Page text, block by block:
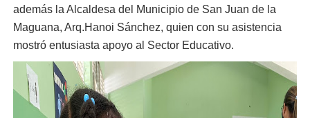
además la Alcaldesa del Municipio de San Juan de la
Maguana, Arq.Hanoi Sánchez, quien con su asistencia
mostró entusiasta apoyo al Sector Educativo.